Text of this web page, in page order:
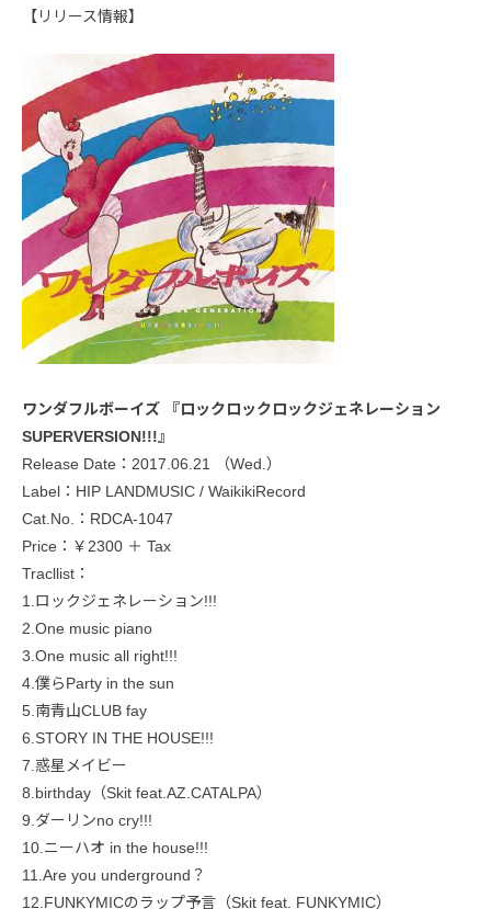
【リリース情報】
ワンダフルボーイズ 『ロックロックロックジェネレーション
SUPERVERSION!!!』
Release Date：2017.06.21 （Wed.）
Label：HIP LANDMUSIC / WaikikiRecord
Cat.No.：RDCA-1047
Price：￥2300 ＋ Tax
Tracllist：
1.ロックジェネレーション!!!
2.One music piano
3.One music all right!!!
4.僕らParty in the sun
5.南青山CLUB fay
6.STORY IN THE HOUSE!!!
7.惑星メイビー
8.birthday（Skit feat.AZ.CATALPA）
9.ダーリンno cry!!!
10.ニーハオ in the house!!!
11.Are you underground？
12.FUNKYMICのラップ予言（Skit feat. FUNKYMIC）